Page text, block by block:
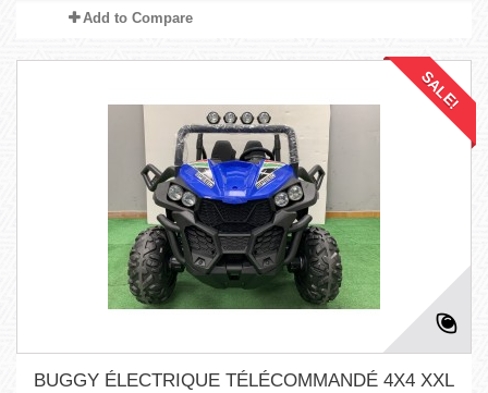
Add to Compare
SALE!
BUGGY ÉLECTRIQUE TÉLÉCOMMANDÉ 4X4 XXL